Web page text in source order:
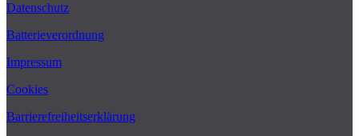
Datenschutz
Batterieverordnung
Impressum
Cookies
Barrierefreiheitserklärung